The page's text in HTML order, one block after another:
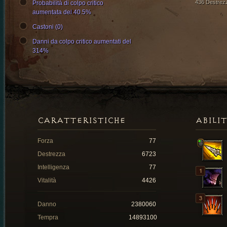
436
Probabilità di colpo critico
aumentata del 40.5%
Castoni (0)
Danni da colpo critico aumentati del
314%
CARATTERISTICHE
Forza
77
Destrezza
6723
Intelligenza
77
Vitalità
4426
Danno
2380060
Tempra
14893100